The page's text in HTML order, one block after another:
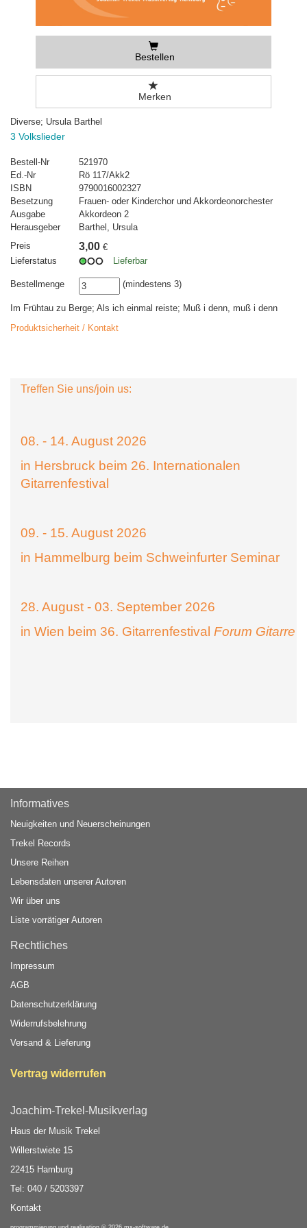
Bestellen
Merken
Diverse; Ursula Barthel
3 Volkslieder
Bestell-Nr
521970
Ed.-Nr
Rö 117/Akk2
ISBN
9790016002327
Besetzung
Frauen- oder Kinderchor und Akkordeonorchester
Ausgabe
Akkordeon 2
Herausgeber
Barthel, Ursula
Preis
3,00 €
Lieferstatus
Lieferbar
Bestellmenge (mindestens 3)
Im Frühtau zu Berge; Als ich einmal reiste; Muß i denn, muß i denn
Produktsicherheit / Kontakt
Treffen Sie uns/join us:
08. - 14. August 2026
in Hersbruck beim 26. Internationalen
Gitarrenfestival
09. - 15. August 2026
in Hammelburg beim Schweinfurter Seminar
28. August - 03. September 2026
in Wien beim 36. Gitarrenfestival Forum Gitarre
Informatives
Neuigkeiten und Neuerscheinungen
Trekel Records
Unsere Reihen
Lebensdaten unserer Autoren
Wir über uns
Liste vorrätiger Autoren
Rechtliches
Impressum
AGB
Datenschutzerklärung
Widerrufsbelehrung
Versand & Lieferung
Vertrag widerrufen
Joachim-Trekel-Musikverlag
Haus der Musik Trekel
Willerstwiete 15
22415 Hamburg
Tel: 040 / 5203397
Kontakt